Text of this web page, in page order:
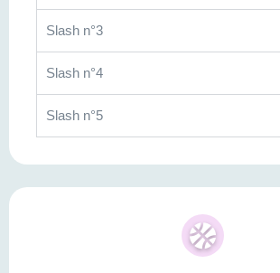
Slash n°3
Slash n°4
Slash n°5